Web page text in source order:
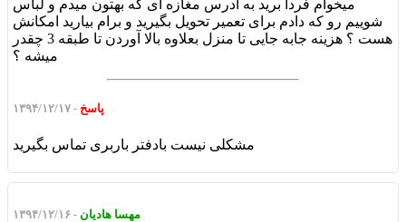
میخوام فردا برید به آدرس مغازه ای که بهتون میدم و لباس
شوییم رو که دادم برای تعمیر تحویل بگیرید و برام بیارید امکانش
هست ؟ هزینه جابه جایی تا منزل بعلاوه بالا آوردن تا طبقه 3 چقدر
میشه ؟
پاسخ - ۱۳۹۴/۱۲/۱۷
مشکلی نیست بادفتر باربری تماس بگیرید
مهسا هادیان - ۱۳۹۴/۱۲/۱۶